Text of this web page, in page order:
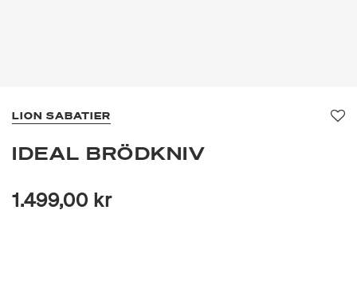
LION SABATIER
IDEAL BRÖDKNIV
1.499,00 kr